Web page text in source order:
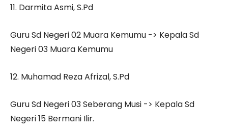
11. Darmita Asmi, S.Pd
Guru Sd Negeri 02 Muara Kemumu -> Kepala Sd
Negeri 03 Muara Kemumu
12. Muhamad Reza Afrizal, S.Pd
Guru Sd Negeri 03 Seberang Musi -> Kepala Sd
Negeri 15 Bermani Ilir.